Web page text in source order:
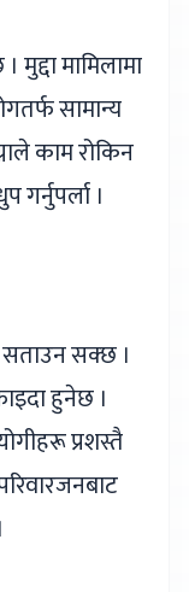
मामिलामा
सामान्य
काम रोकिन
।
सक्छ ।
हुनेछ ।
प्रशस्तै